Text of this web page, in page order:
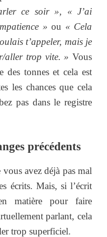
ce soir », « J’ai
» ou « Cela
t’appeler, mais je
aller trop vite. » Vous
des tonnes et cela est
les chances que cela
pas dans le registre
précédents
vous avez déjà pas mal
écrits. Mais, si l’écrit
matière pour faire
parlant, cela
trop superficiel.